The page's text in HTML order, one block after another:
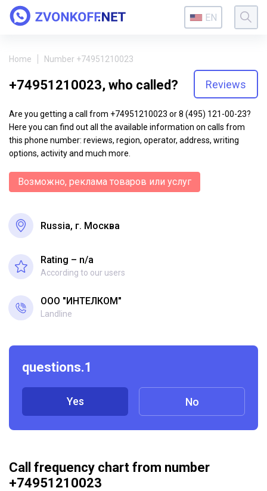
EN
Home Number +74951210023
+74951210023, who called? Reviews
Are you getting a call from +74951210023 or 8 (495) 121-00-23?
Here you can find out all the available information on calls from
this phone number: reviews, region, operator, address, writing
options, activity and much more.
Возможно, реклама товаров или услуг
Russia, г. Москва
Rating – n/a
According to our users
ООО "ИНТЕЛКОМ"
Landline
questions.1
Yes No
Call frequency chart from number
+74951210023